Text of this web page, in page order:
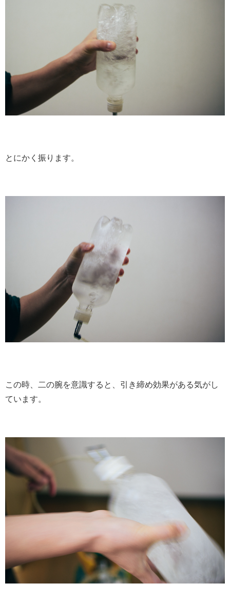
とにかく振ります。
この時、二の腕を意識すると、引き締め効果がある気がし
ています。